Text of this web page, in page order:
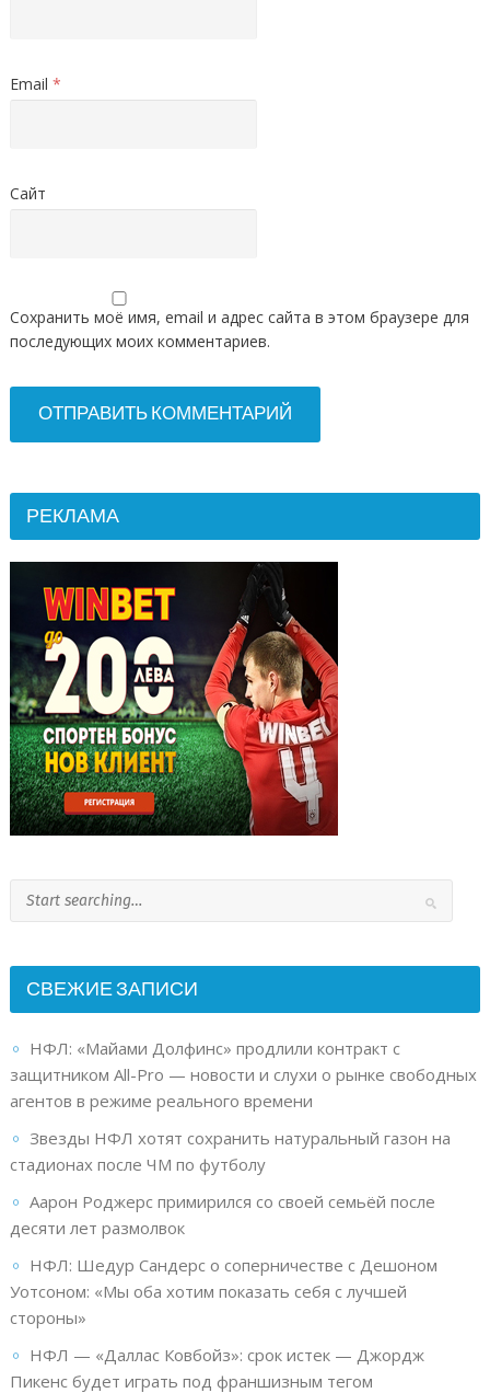
Email *
Сайт
Сохранить моё имя, email и адрес сайта в этом браузере для
последующих моих комментариев.
РЕКЛАМА
СВЕЖИЕ ЗАПИСИ
НФЛ: «Майами Долфинс» продлили контракт с
защитником All-Pro — новости и слухи о рынке свободных
агентов в режиме реального времени
Звезды НФЛ хотят сохранить натуральный газон на
стадионах после ЧМ по футболу
Аарон Роджерс примирился со своей семьёй после
десяти лет размолвок
НФЛ: Шедур Сандерс о соперничестве с Дешоном
Уотсоном: «Мы оба хотим показать себя с лучшей
стороны»
НФЛ — «Даллас Ковбойз»: срок истек — Джордж
Пикенс будет играть под франшизным тегом